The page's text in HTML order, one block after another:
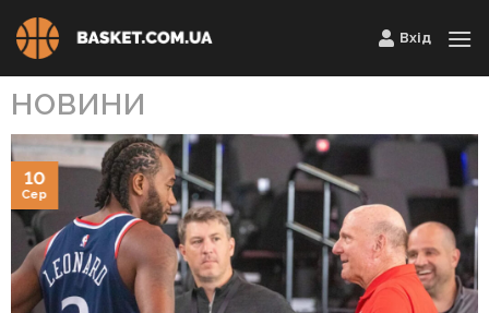
Skip
to
Вхід
НОВИНИ
10
Сер